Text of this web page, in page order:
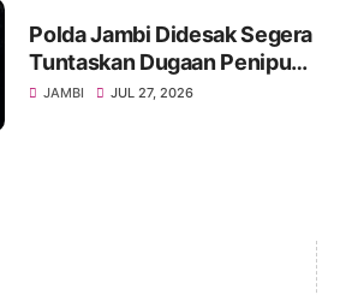
Polda Jambi Didesak Segera
Tuntaskan Dugaan Penipuan
Jual Beli Ekskavator oleh PT
JAMBI JUL 27, 2026